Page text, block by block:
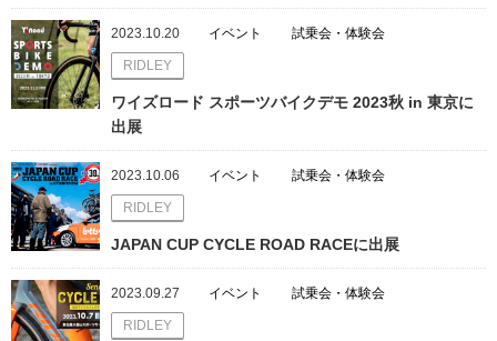
2023.10.20 イベント 試乗会・体験会
RIDLEY
ワイズロード スポーツバイクデモ 2023秋 in 東京に
出展
2023.10.06 イベント 試乗会・体験会
RIDLEY
JAPAN CUP CYCLE ROAD RACEに出展
2023.09.27 イベント 試乗会・体験会
RIDLEY